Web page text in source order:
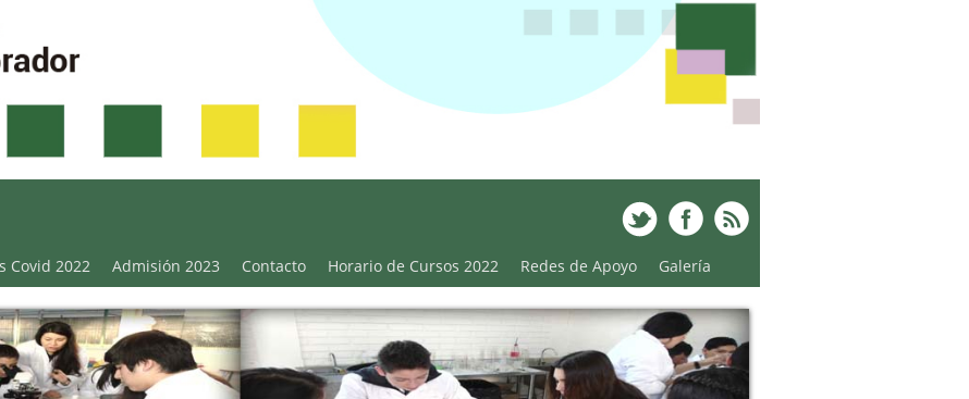
Covid 2022 Admisión 2023 Contacto Horario de Cursos 2022 Redes de Apoyo Galería